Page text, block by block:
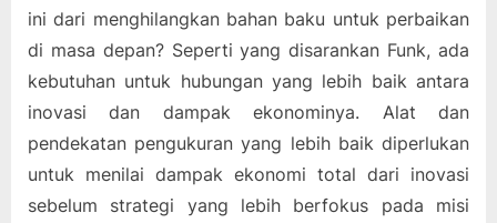
ini dari menghilangkan bahan baku untuk perbaikan
di masa depan? Seperti yang disarankan Funk, ada
kebutuhan untuk hubungan yang lebih baik antara
inovasi dan dampak ekonominya. Alat dan
pendekatan pengukuran yang lebih baik diperlukan
untuk menilai dampak ekonomi total dari inovasi
sebelum strategi yang lebih berfokus pada misi